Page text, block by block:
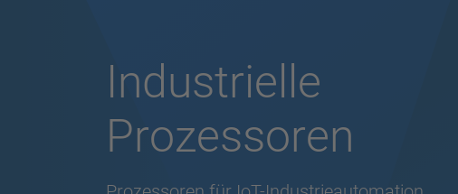
Industrielle
Prozessoren